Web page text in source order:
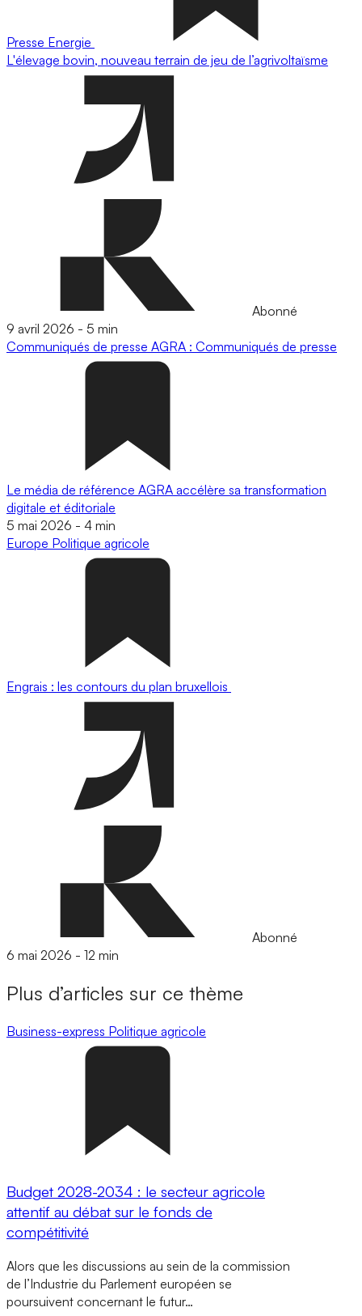
Presse Energie
L'élevage bovin, nouveau terrain de jeu de l’agrivoltaïsme
Abonné
9 avril 2026 - 5 min
Communiqués de presse AGRA : Communiqués de presse
Le média de référence AGRA accélère sa transformation
digitale et éditoriale
5 mai 2026 - 4 min
Europe Politique agricole
Engrais : les contours du plan bruxellois
Abonné
6 mai 2026 - 12 min
Plus d’articles sur ce thème
Business-express Politique agricole
Budget 2028-2034 : le secteur agricole
attentif au débat sur le fonds de
compétitivité
Alors que les discussions au sein de la commission
de l’Industrie du Parlement européen se
poursuivent concernant le futur…